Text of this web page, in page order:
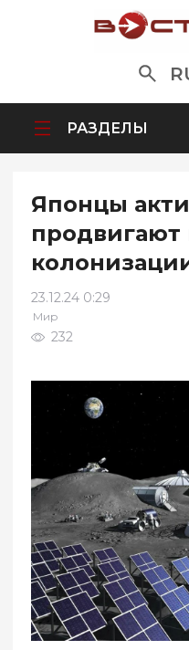
РАЗДЕЛЫ
Японцы
23.12.24 0:29
Мир
232